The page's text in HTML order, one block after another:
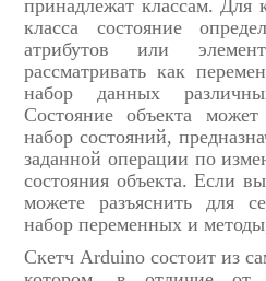
принадлежат классам. Для
класса состояние
атрибутов или
рассматривать как
набор данных
Состояние объекта может
набор состояний,
заданной операции по
состояния объекта. Если
можете разъяснить для
набор переменных и
Скетч Arduino состоит из